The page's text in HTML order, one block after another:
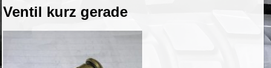
Ventil kurz gerade